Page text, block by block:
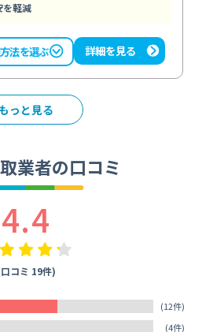
を軽減
法を選ぶ 詳細を見る
もっと見る
業者の口コミ
4.4
コミ 19件)
(12件)
(4件)